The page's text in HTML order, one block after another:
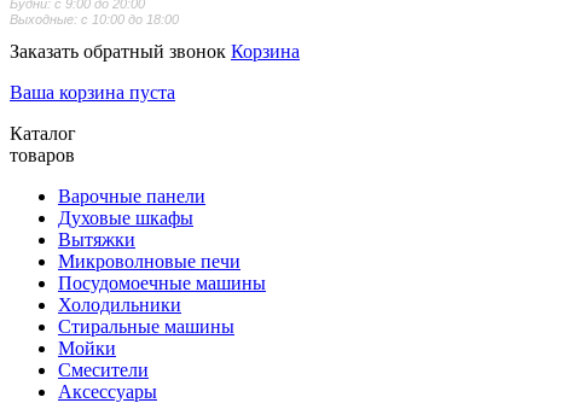
Будни: с 9:00 до 20:00
Выходные: с 10:00 до 18:00
Заказать обратный звонок Корзина
Ваша корзина пуста
Каталог
товаров
Варочные панели
Духовые шкафы
Вытяжки
Микроволновые печи
Посудомоечные машины
Холодильники
Стиральные машины
Мойки
Смесители
Аксессуары